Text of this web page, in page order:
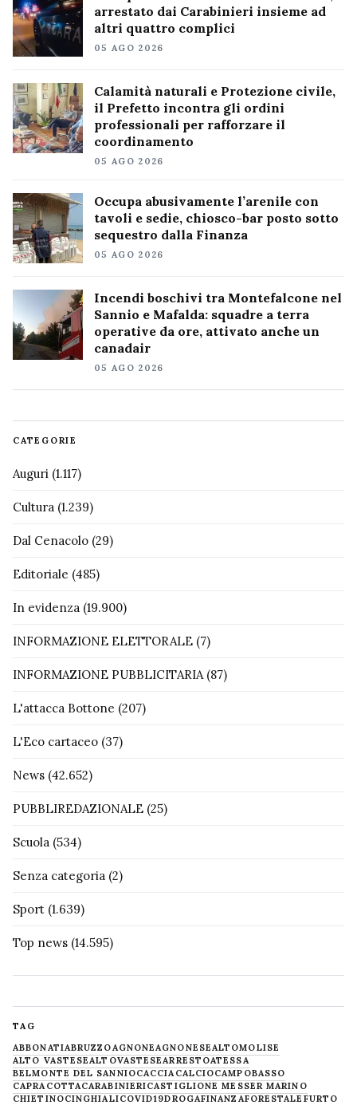
arrestato dai Carabinieri insieme ad
altri quattro complici
05 AGO 2026
Calamità naturali e Protezione civile,
il Prefetto incontra gli ordini
professionali per rafforzare il
coordinamento
05 AGO 2026
Occupa abusivamente l’arenile con
tavoli e sedie, chiosco-bar posto sotto
sequestro dalla Finanza
05 AGO 2026
Incendi boschivi tra Montefalcone nel
Sannio e Mafalda: squadre a terra
operative da ore, attivato anche un
canadair
05 AGO 2026
CATEGORIE
Auguri (1.117)
Cultura (1.239)
Dal Cenacolo (29)
Editoriale (485)
In evidenza (19.900)
INFORMAZIONE ELETTORALE (7)
INFORMAZIONE PUBBLICITARIA(87)
L'attacca Bottone (207)
L'Eco cartaceo (37)
News (42.652)
PUBBLIREDAZIONALE (25)
Scuola (534)
Senza categoria (2)
Sport (1.639)
Top news (14.595)
TAG
ABBONATIABRUZZOAGNONEAGNONESEALTOMOLISE
ALTO VASTESEALTOVASTESEARRESTOATESSA
BELMONTE DEL SANNIOCACCIACALCIOCAMPOBASSO
CAPRACOTTACARABINIERICASTIGLIONE MESSER MARINO
CHIETINOCINGHIALICOVID19DROGAFINANZAFORESTALE FURTO